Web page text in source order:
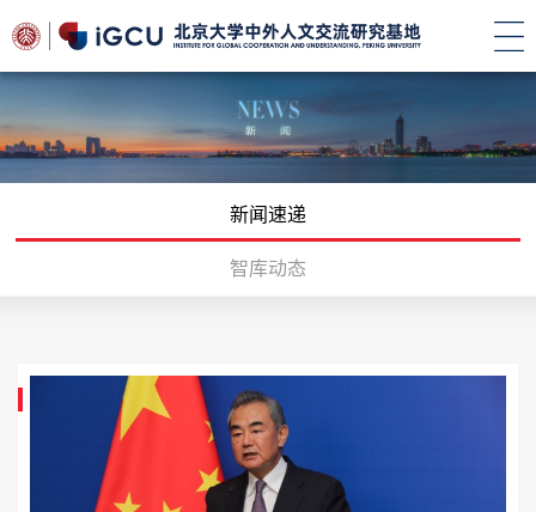
新闻速递
智库动态